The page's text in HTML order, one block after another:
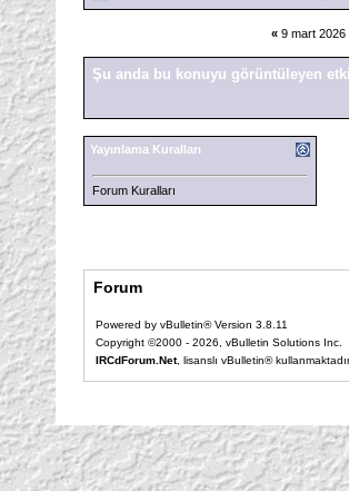
« 9 mart
Şu anda bu konuyu görüntüleyen
Yayınlama Kuralları
Forum Kuralları
Forum
Powered by vBulletin® Version 3.8.11
Copyright ©2000 - 2026, vBulletin Solutions Inc.
IRCdForum.Net, lisanslı vBulletin®